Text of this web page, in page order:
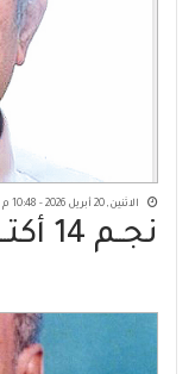
الاثنين, 20 أبريل 2026 - 10:48 م
نجــم 14 أكتــــوبــــر الـوامـض